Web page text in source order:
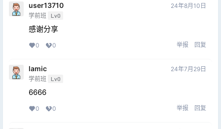
user13710
学前班 Lv0
24年8月10日
感谢分享
0 0 举报 回复
lamic
学前班 Lv0
24年7月29日
6666
0 0 举报 回复